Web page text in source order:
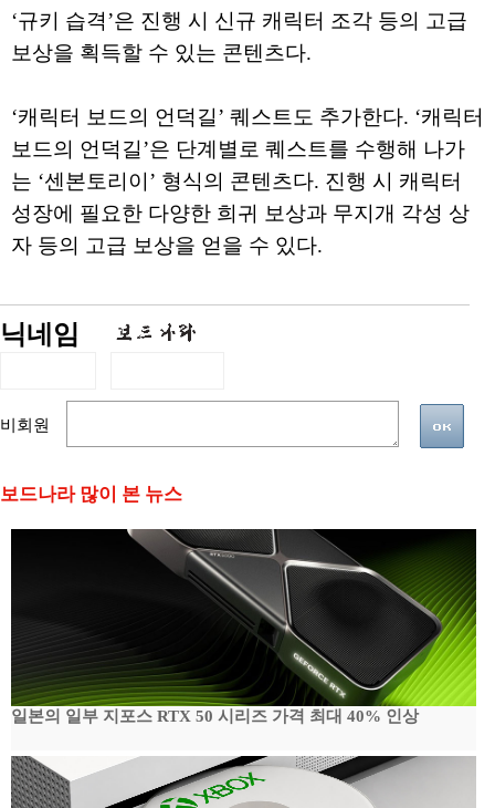
‘규키 습격’은 진행 시 신규 캐릭터 조각 등의 고급
보상을 획득할 수 있는 콘텐츠다.
‘캐릭터 보드의 언덕길’ 퀘스트도 추가한다. ‘캐릭터
보드의 언덕길’은 단계별로 퀘스트를 수행해 나가
는 ‘센본토리이’ 형식의 콘텐츠다. 진행 시 캐릭터
성장에 필요한 다양한 희귀 보상과 무지개 각성 상
자 등의 고급 보상을 얻을 수 있다.
닉네임
비회원
보드나라 많이 본 뉴스
일본의 일부 지포스 RTX 50 시리즈 가격 최대 40% 인상